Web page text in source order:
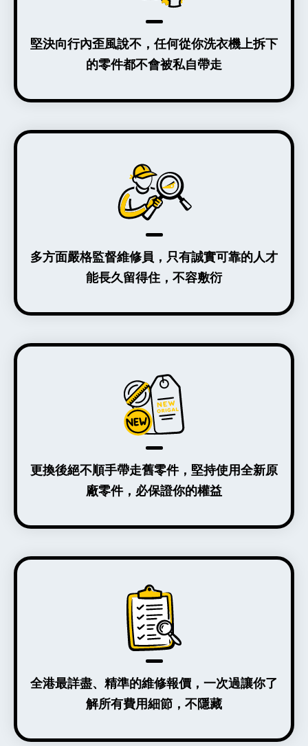
堅決向行內歪風說不，任何從你洗衣機上拆下
的零件都不會被私自帶走
多方面嚴格監督維修員，只有誠實可靠的人才
能長久留得住，不容敷衍
更換後絕不順手帶走舊零件，堅持使用全新原
廠零件，必保證你的權益
全港最詳盡、精準的維修報價，一次過讓你了
解所有費用細節，不隱藏